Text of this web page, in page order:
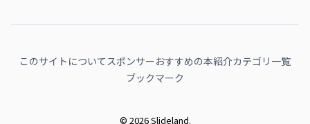
このサイトについてスポンサーおすすめの本紹介カテゴリ一覧
ブックマーク
© 2026 Slideland.